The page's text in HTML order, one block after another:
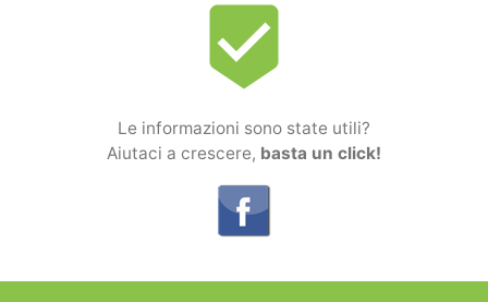
beenhere
Le informazioni sono state utili?
Aiutaci a crescere, basta un click!